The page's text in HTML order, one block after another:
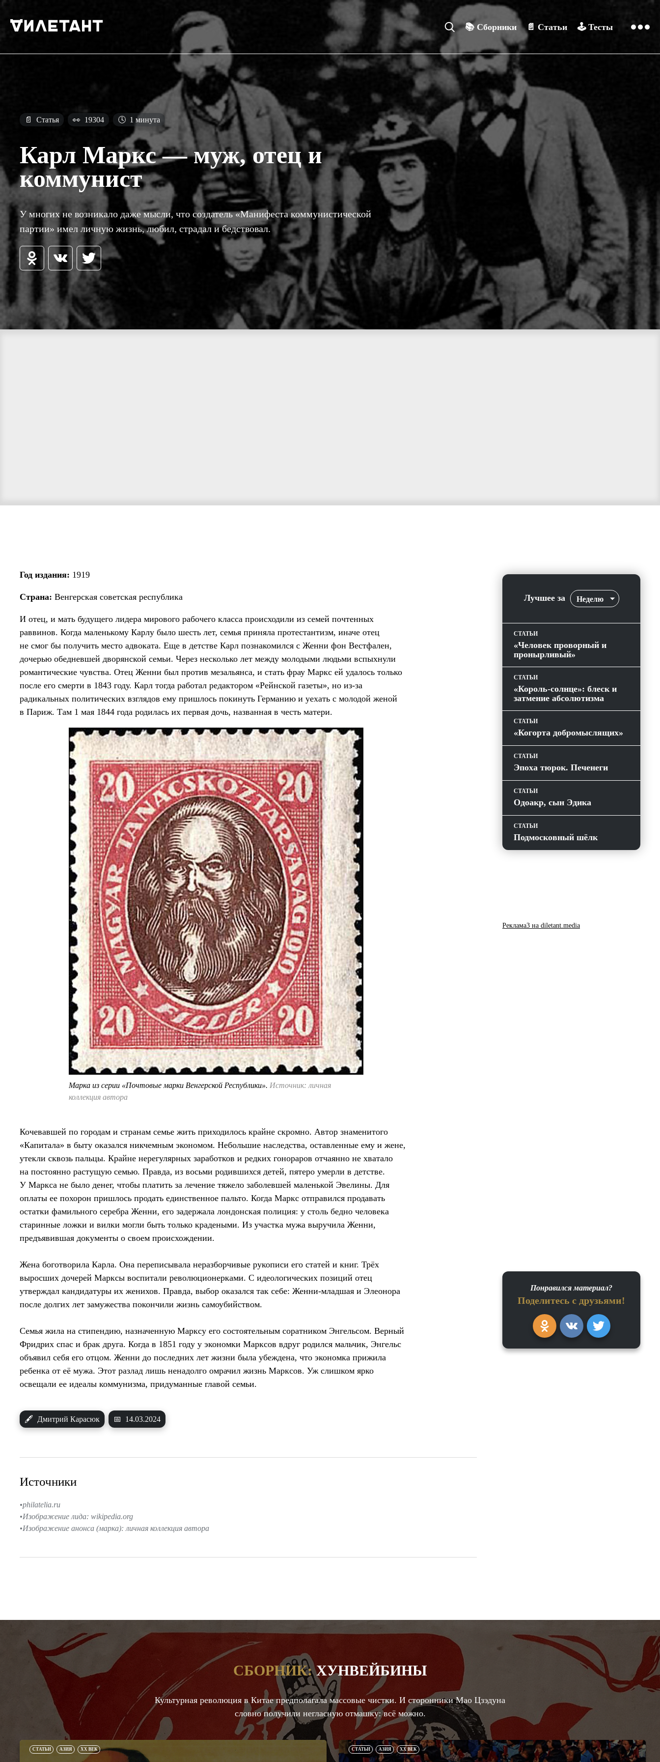
📚 Сборники 📄 Статьи 🕹️ Тесты
📄 Статья 👀 19304 🕓 1 минута
Карл Маркс — муж, отец и
коммунист
У многих не возникало даже мысли, что создатель «Манифеста коммунистической
партии» имел личную жизнь, любил, страдал и бедствовал.
Год издания: 1919
Страна: Венгерская советская республика
И отец, и мать будущего лидера мирового рабочего класса происходили из семей почтенных
раввинов. Когда маленькому Карлу было шесть лет, семья приняла протестантизм, иначе отец
не смог бы получить место адвоката. Еще в детстве Карл познакомился с Женни фон Вестфален,
дочерью обедневшей дворянской семьи. Через несколько лет между молодыми людьми вспыхнули
романтические чувства. Отец Женни был против мезальянса, и стать фрау Маркс ей удалось только
после его смерти в 1843 году. Карл тогда работал редактором «Рейнской газеты», но из-за
радикальных политических взглядов ему пришлось покинуть Германию и уехать с молодой женой
в Париж. Там 1 мая 1844 года родилась их первая дочь, названная в честь матери.
Марка из серии «Почтовые марки Венгерской Республики». Источник: личная
коллекция автора
Кочевавшей по городам и странам семье жить приходилось крайне скромно. Автор знаменитого
«Капитала» в быту оказался никчемным экономом. Небольшие наследства, оставленные ему и жене,
утекли сквозь пальцы. Крайне нерегулярных заработков и редких гонораров отчаянно не хватало
на постоянно растущую семью. Правда, из восьми родившихся детей, пятеро умерли в детстве.
У Маркса не было денег, чтобы платить за лечение тяжело заболевшей маленькой Эвелины. Для
оплаты ее похорон пришлось продать единственное пальто. Когда Маркс отправился продавать
остатки фамильного серебра Женни, его задержала лондонская полиция: у столь бедно человека
старинные ложки и вилки могли быть только крадеными. Из участка мужа выручила Женни,
предъявившая документы о своем происхождении.
Жена боготворила Карла. Она переписывала неразборчивые рукописи его статей и книг. Трёх
выросших дочерей Марксы воспитали революционерками. С идеологических позиций отец
утверждал кандидатуры их женихов. Правда, выбор оказался так себе: Женни-младшая и Элеонора
после долгих лет замужества покончили жизнь самоубийством.
Семья жила на стипендию, назначенную Марксу его состоятельным соратником Энгельсом. Верный
Фридрих спас и брак друга. Когда в 1851 году у экономки Марксов вдруг родился мальчик, Энгельс
объявил себя его отцом. Женни до последних лет жизни была убеждена, что экономка прижила
ребенка от её мужа. Этот разлад лишь ненадолго омрачил жизнь Марксов. Уж слишком ярко
освещали ее идеалы коммунизма, придуманные главой семьи.
🖋 Дмитрий Карасюк 📅 14.03.2024
Источники
philatelia.ru
Изображение лида: wikipedia.org
Изображение анонса (марка): личная коллекция автора
Лучшее за Неделю
СТАТЬИ
«Человек проворный и
пронырливый»
СТАТЬИ
«Король-солнце»: блеск и
затмение абсолютизма
СТАТЬИ
«Когорта добромыслящих»
СТАТЬИ
Эпоха тюрок. Печенеги
СТАТЬИ
Одоакр, сын Эдика
СТАТЬИ
Подмосковный шёлк
Реклама3 на diletant.media
Понравился материал?
Поделитесь с друзьями!
СБОРНИК:ХУНВЕЙБИНЫ
Культурная революция в Китае предполагала массовые чистки. И сторонники Мао Цзэдуна
словно получили негласную отмашку: всё можно.
СТАТЬИ АЗИЯ XX ВЕК СТАТЬИ АЗИЯ XX ВЕК